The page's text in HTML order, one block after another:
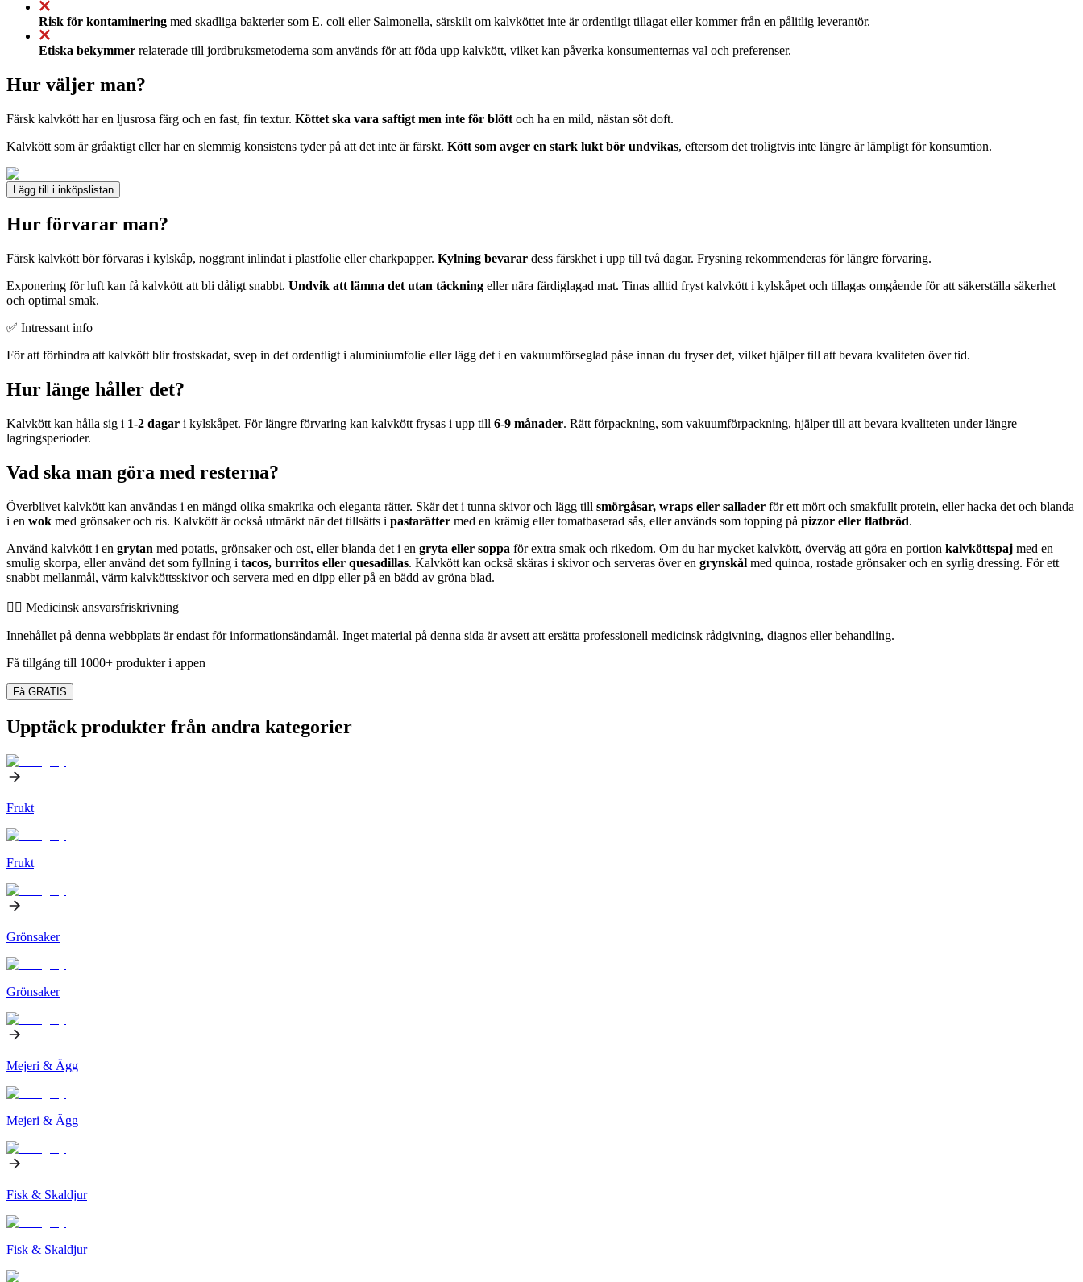
Risk för kontaminering med skadliga bakterier som E. coli eller Salmonella, särskilt om kalvköttet inte är ordentligt tillagat eller kommer från en pålitlig leverantör.
Etiska bekymmer relaterade till jordbruksmetoderna som används för att föda upp kalvkött, vilket kan påverka konsumenternas val och preferenser.
Hur väljer man?
Färsk kalvkött har en ljusrosa färg och en fast, fin textur. Köttet ska vara saftigt men inte för blött och ha en mild, nästan söt doft.
Kalvkött som är gråaktigt eller har en slemmig konsistens tyder på att det inte är färskt. Kött som avger en stark lukt bör undvikas, eftersom det troligtvis inte längre är lämpligt för konsumtion.
Lägg till i inköpslistan
Hur förvarar man?
Färsk kalvkött bör förvaras i kylskåp, noggrant inlindat i plastfolie eller charkpapper. Kylning bevarar dess färskhet i upp till två dagar. Frysning rekommenderas för längre förvaring.
Exponering för luft kan få kalvkött att bli dåligt snabbt. Undvik att lämna det utan täckning eller nära färdiglagad mat. Tinas alltid fryst kalvkött i kylskåpet och tillagas omgående för att säkerställa säkerhet
och optimal smak.
✅ Intressant info
För att förhindra att kalvkött blir frostskadat, svep in det ordentligt i aluminiumfolie eller lägg det i en vakuumförseglad påse innan du fryser det, vilket hjälper till att bevara kvaliteten över tid.
Hur länge håller det?
Kalvkött kan hålla sig i 1-2 dagar i kylskåpet. För längre förvaring kan kalvkött frysas i upp till 6-9 månader. Rätt förpackning, som vakuumförpackning, hjälper till att bevara kvaliteten under längre
lagringsperioder.
Vad ska man göra med resterna?
Överblivet kalvkött kan användas i en mängd olika smakrika och eleganta rätter. Skär det i tunna skivor och lägg till smörgåsar, wraps eller sallader för ett mört och smakfullt protein, eller hacka det och blanda
i en wok med grönsaker och ris. Kalvkött är också utmärkt när det tillsätts i pastarätter med en krämig eller tomatbaserad sås, eller används som topping på pizzor eller flatbröd.
Använd kalvkött i en grytan med potatis, grönsaker och ost, eller blanda det i en gryta eller soppa för extra smak och rikedom. Om du har mycket kalvkött, överväg att göra en portion kalvköttspaj med en
smulig skorpa, eller använd det som fyllning i tacos, burritos eller quesadillas. Kalvkött kan också skäras i skivor och serveras över en grynskål med quinoa, rostade grönsaker och en syrlig dressing. För ett
snabbt mellanmål, värm kalvköttsskivor och servera med en dipp eller på en bädd av gröna blad.
👨‍⚕️️ Medicinsk ansvarsfriskrivning
Innehållet på denna webbplats är endast för informationsändamål. Inget material på denna sida är avsett att ersätta professionell medicinsk rådgivning, diagnos eller behandling.
Få tillgång till 1000+ produkter i appen
Få GRATIS
Upptäck produkter från andra kategorier
Frukt
Frukt
Grönsaker
Grönsaker
Mejeri & Ägg
Mejeri & Ägg
Fisk & Skaldjur
Fisk & Skaldjur